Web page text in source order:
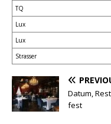
TQ
Lux
Lux
Strasser
Datum,
fest